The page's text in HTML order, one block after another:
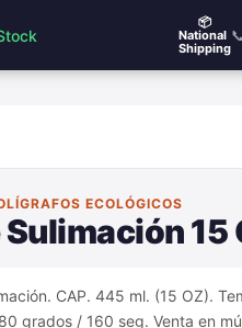
📦
National
Shipping
ECOLÓGICOS
Sulimación 15
CAP. 445 ml. (15 OZ).
grados / 160 seg. Venta en